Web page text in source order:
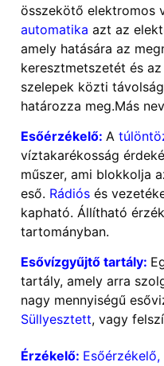
összekötő elektromos
automatika azt az
amely hatására az
keresztmetszetét és
szelepek közti
határozza meg.Más
Esőérzékelő: A
víztakarékosság
műszer, ami blokkolja
eső. Rádiós és
kapható. Állítható
tartományban.
Esővízgyűjtő tartály:
tartály, amely arra
nagy mennyiségű
Süllyesztett, vagy
Érzékelő: